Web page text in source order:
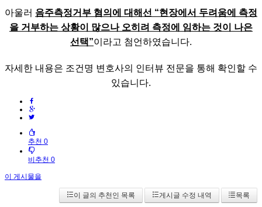
아울러 음주측정거부 혐의에 대해선 “현장에서 두려움에 측정
을 거부하는 상황이 많으나 오히려 측정에 임하는 것이 나은
선택”이라고 첨언하였습니다.
자세한 내용은 조건명 변호사의 인터뷰 전문을 통해 확인할 수
있습니다.
추천 0
비추천 0
이 게시물을
이 글의 추천인 목록 게시글 수정 내역 목록